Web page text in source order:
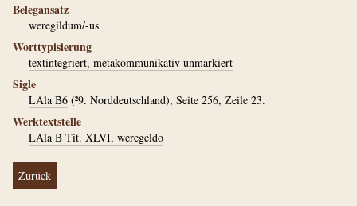
Belegansatz
weregildum/-us
Worttypisierung
textintegriert, metakommunikativ unmarkiert
Sigle
LAla B6 (²9. Norddeutschland), Seite 256, Zeile 23.
Werktextstelle
LAla B Tit. XLVI, weregeldo
Zurück